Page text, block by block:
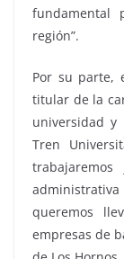
fundamental
región”.
Por su parte,
titular de la
universidad y
Tren
queremos
empresas de